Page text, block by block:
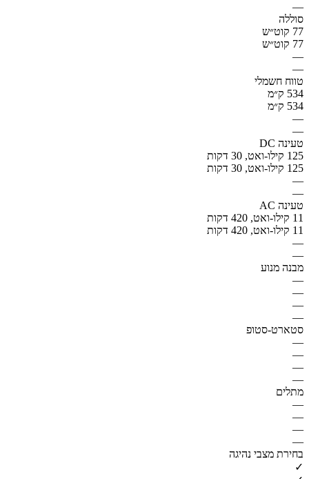
—
סוללה
77 קוט״ש
77 קוט״ש
—
—
טווח חשמלי
534 ק״מ
534 ק״מ
—
—
טעינה DC
125 קילו-ואט, 30 דקות
125 קילו-ואט, 30 דקות
—
—
טעינה AC
11 קילו-ואט, 420 דקות
11 קילו-ואט, 420 דקות
—
—
מבנה מנוע
—
—
—
—
סטארט-סטופ
—
—
—
—
מתלים
—
—
—
—
בחירת מצבי נהיגה
✓